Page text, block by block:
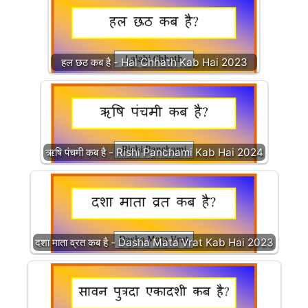
हल छठ कब है - Hal Chhath Kab Hai 2023
ऋषि पंचमी कब है - Rishi Panchami Kab Hai 2024
दशा माता व्रत कब है - Dasha Mata Vrat Kab Hai 2023